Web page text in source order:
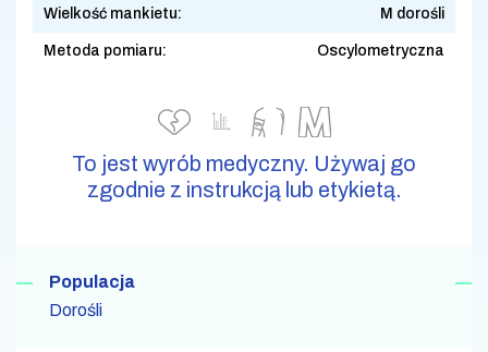
Wielkość mankietu: M dorośli
Metoda pomiaru: Oscylometryczna
To jest wyrób medyczny. Używaj go
zgodnie z instrukcją lub etykietą.
Populacja
Dorośli